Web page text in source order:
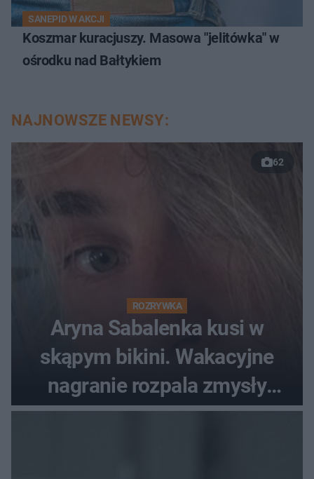
SANEPID W AKCJI
Koszmar kuracjuszy. Masowa "jelitówka" w
ośrodku nad Bałtykiem
NAJNOWSZE NEWSY:
62
ROZRYWKA
Aryna Sabalenka kusi w
skąpym bikini. Wakacyjne
nagranie rozpala zmysły
fanów